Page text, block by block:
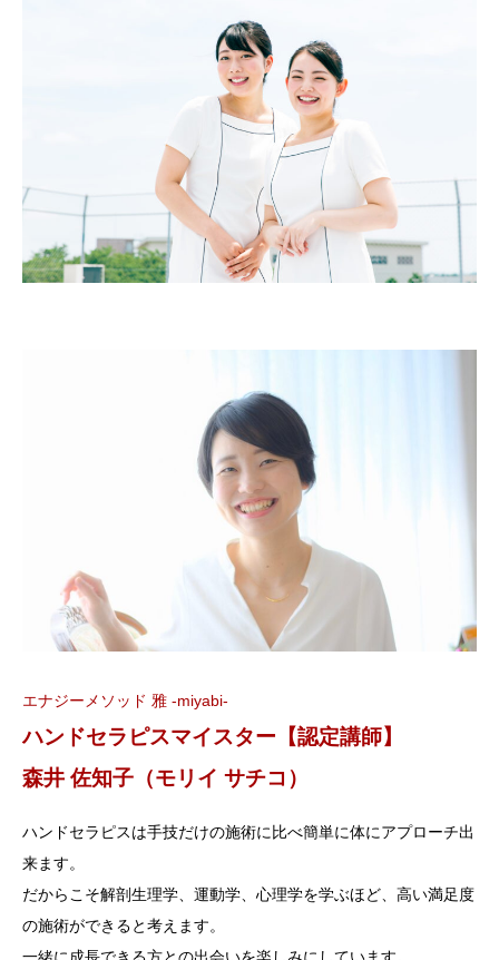
エナジーメソッド 雅 -miyabi-
ハンドセラピスマイスター【認定講師】
森井 佐知子（モリイ サチコ）
ハンドセラピスは手技だけの施術に比べ簡単に体にアプローチ出
来ます。
だからこそ解剖生理学、運動学、心理学を学ぶほど、高い満足度
の施術ができると考えます。